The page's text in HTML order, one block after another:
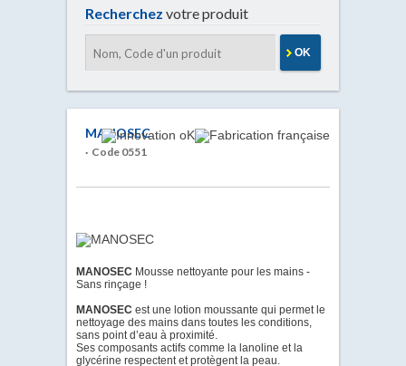
Recherchez votre produit
OK
MANOSEC
· Code 0551
MANOSEC Mousse nettoyante pour les mains -
Sans rinçage !
MANOSEC est une lotion moussante qui permet le
nettoyage des mains dans toutes les conditions,
sans point d’eau à proximité.
Ses composants actifs comme la lanoline et la
glycérine respectent et protègent la peau.